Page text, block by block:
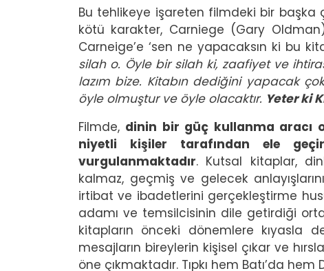
Bu tehlikeye işareten filmdeki bir başka
kötü karakter, Carniege (Gary
Carneige’e ‘sen ne yapacaksın ki bu
silah o. Öyle bir silah ki, zaafiyet ve
lazım bize. Kitabın dediğini yapacak
öyle olmuştur ve öyle olacaktır. Yeter ki
Filmde, dinin bir güç kullanma aracı
niyetli kişiler tarafından ele
vurgulanmaktadır. Kutsal kitaplar,
kalmaz, geçmiş ve gelecek
irtibat ve ibadetlerini gerçekleştirme
adamı ve temsilcisinin dile getirdiği
kitapların önceki dönemlere kıyasla
mesajların bireylerin kişisel çıkar ve
öne çıkmaktadır. Tıpkı hem Batı’da